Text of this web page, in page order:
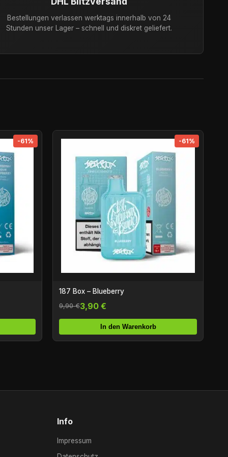
Bestellungen verlassen werktags innerhalb von 24
Stunden unser Lager – schnell und diskret geliefert.
-61% -61%
187 Box – Blueberry
9,90 €3,90 €
In den Warenkorb
Info
Impressum